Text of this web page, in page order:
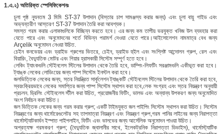
1.এ.২) অতিরিক্ত স্পেসিফিকেশনঃ
চুলা পৃষ্ঠ ন্যূনতম 3 মিমি ST-37 উপাদান (বিস্তার চাপ সামঞ্জস্য করার জন্য) এবং চুলা বায়ু গাইড এবং
অভ্যন্তরীণ আস্তরণ ST-37 উপাদান তৈরি করা আবশ্যক।
সমস্ত গরম করার এলাকাগুলিকে বিচ্ছিন্ন করতে হবে। এর জন্য কম তাপীয় ভরযুক্ত খনিজ উল ব্যবহার করা
যেতে পারে এবং অনুমোদনের শর্তে বিভিন্ন পরামর্শ দেওয়া যেতে পারে।আইসোলেশন নামমাত্র বেধ জন্য
Arçelik অনুমোদন নেওয়া উচিত.
চেইন কনভেয়র এবং ড্রাইভ গ্রুপের ভিতরে, চেইন, ড্রাইভ হুইল এবং সংশ্লিষ্ট আন্দোলন গ্রুপ, রেল এবং
বিয়ারিং, বৈদ্যুতিক মোটর এবং গিয়ার হ্রাসকারী সিস্টেম সম্পূর্ণ হতে হবে।
লেকিং ট্যাংকগুলি স্টেইনলেস স্টিলের উপাদান থেকে তৈরি হবে, ডাম্পিং-লিফটিং সরঞ্জামগুলি একীভূত করা হবে।
ট্যাঙ্ক লেকের লোডিংয়ের জন্য পাম্প সিস্টেম ইনস্টল করা হবে।
জলভিত্তিক লেকের জন্য, স্তর নিয়ন্ত্রিত সার্কুলেশন ট্যাঙ্কটি স্টেইনলেস স্টিলের উপাদান থেকে তৈরি করা হবে,
স্বয়ংক্রিয়ভাবে লেকের সমাপ্তির জন্য পাম্প সিস্টেম স্থাপন করা হবে,লেক সংগ্রহ এবং স্তর নিয়ন্ত্রণ অনুযায়ী
প্রচলন. ড্রিলিং স্টেইনলেস স্টীল করা উচিত, প্রয়োজনীয় ফিটিং, ভালভ এবং অন্যান্য উপকরণ জন্য অনুমোদিত
অংশ নির্বাচন করা উচিত।
জল ভিত্তিক লেকের জন্য গরম করার গ্রুপ; একটি টাইমযুক্ত জল পাইপিং সিস্টেম স্থাপন করা উচিত। সিস্টেম
নিয়ন্ত্রণের জন্য থার্মোরেগুলেটর সহ তাপমাত্রা নিয়ন্ত্রণ এবং নিয়ন্ত্রণ গ্রুপ,গরম পানির লাইনের জন্য নিরাপত্তা
থার্মোস্ট্যাটকার্বন ইস্পাত পাইপলাইন, ফিটিং এবং ভালভের জন্য আর্সেলিক অনুমোদন পাওয়া উচিত।
অপ্রত্যক্ষ গরমকরণ গ্রুপ; (বৈদ্যুতিক জ্বালানীর সাথে, ইলেকট্রনিক নিরাপত্তা ডিভাইস), থার্মোস্ট্যাটিক